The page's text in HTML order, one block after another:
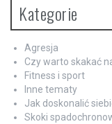
Kategorie
Agresja
Czy warto skakać
Fitness i sport
Inne tematy
Jak doskonalić
Skoki